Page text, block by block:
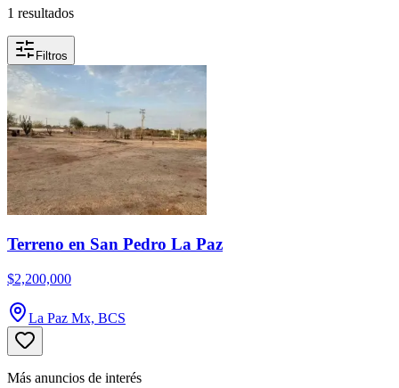
1 resultados
Filtros
Terreno en San Pedro La Paz
$2,200,000
La Paz Mx, BCS
Más anuncios de interés